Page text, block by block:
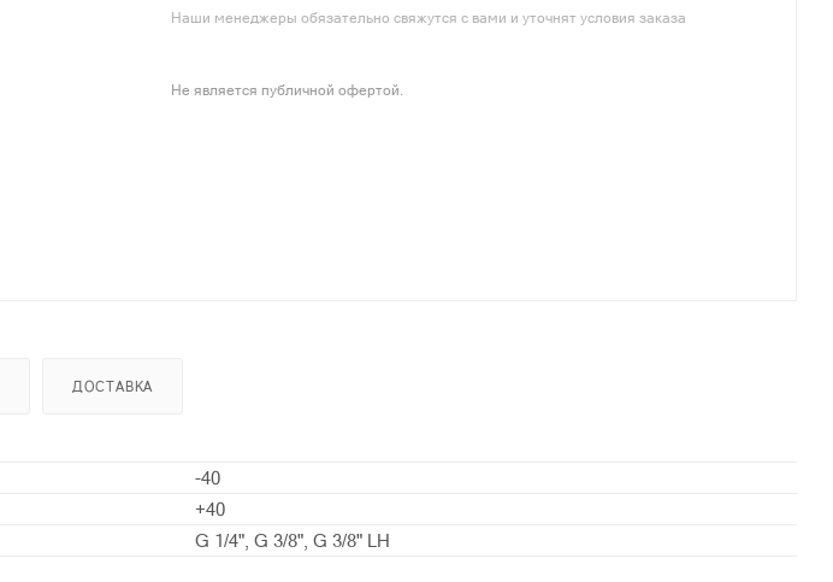
Наши менеджеры обязательно свяжутся с вами и уточнят условия заказа
Не является публичной офертой.
ДОСТАВКА
-40
+40
G 1/4", G 3/8", G 3/8" LH